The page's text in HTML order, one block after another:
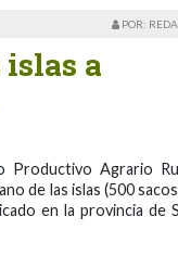
POR:
islas a
Productivo Agrario
de las islas (500
en la provincia de